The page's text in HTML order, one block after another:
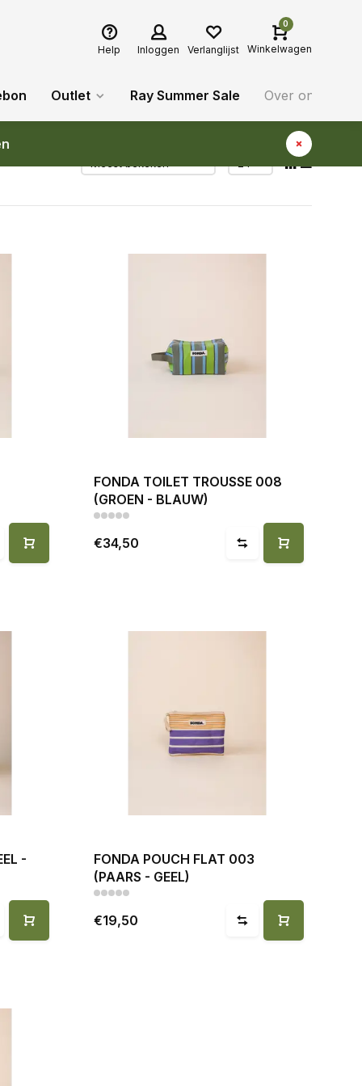
Help Inloggen Verlanglijst
0
Winkelwagen
Outlet Ray Summer Sale Over ons
FONDA TOILET TROUSSE 008
(GROEN - BLAUW)
€34,50
-
FONDA POUCH FLAT 003
(PAARS - GEEL)
€19,50